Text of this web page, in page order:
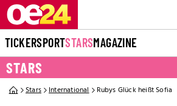
TICKERSPORTSTARSMAGAZINE
STARS
Stars International Rubys Glück heißt Sofia